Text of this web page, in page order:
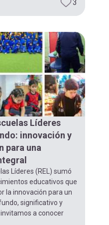
3
Líderes
innovación y
para una
Líderes (REL) sumó
educativos que
la innovación para un
significativo y
a conocer